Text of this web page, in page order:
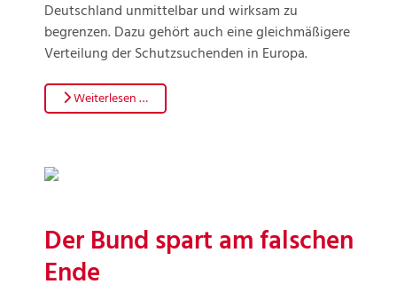
Deutschland unmittelbar und wirksam zu
begrenzen. Dazu gehört auch eine gleichmäßigere
Verteilung der Schutzsuchenden in Europa.
Weiterlesen …
Der Bund spart am falschen
Ende